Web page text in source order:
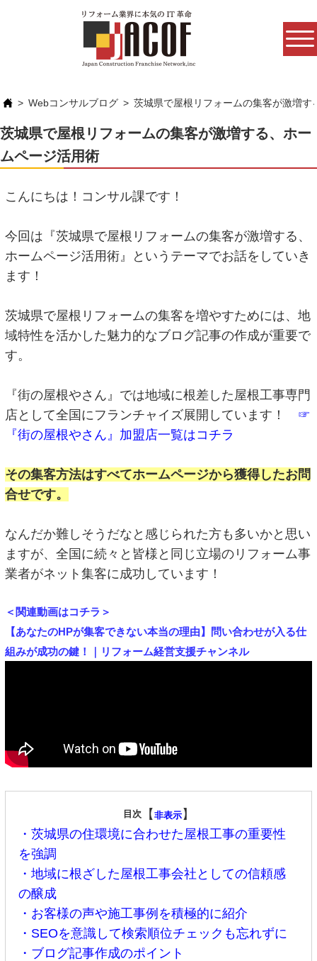
Webコンサルブログ 茨城県で屋根リフォームの集客が激増す
茨城県で屋根リフォームの集客が激増する、ホー
ムページ活用術
こんにちは！コンサル課です！
今回は『茨城県で屋根リフォームの集客が激増する、
ホームページ活用術』というテーマでお話をしていき
ます！
茨城県で屋根リフォームの集客を増やすためには、地
域特性を活かした魅力的なブログ記事の作成が重要で
す。
『街の屋根やさん』では地域に根差した屋根工事専門
店として全国にフランチャイズ展開しています！ ☞
『街の屋根やさん』加盟店一覧はコチラ
その集客方法はすべてホームページから獲得したお問
合せです。
なんだか難しそうだなと感じられた方も多いかと思い
ますが、全国に続々と皆様と同じ立場のリフォーム事
業者がネット集客に成功しています！
＜関連動画はコチラ＞
【あなたのHPが集客できない本当の理由】問い合わせが入る仕
組みが成功の鍵！｜リフォーム経営支援チャンネル
目次【 非表示】
・茨城県の住環境に合わせた屋根工事の重要性
を強調
・地域に根ざした屋根工事会社としての信頼感
の醸成
・お客様の声や施工事例を積極的に紹介
・SEOを意識して検索順位チェックも忘れずに
・ブログ記事作成のポイント